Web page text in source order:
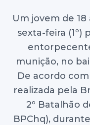
Um jovem de
sexta-feira (1º)
munição, no
De acordo
realizada pela
2º Batalhão
BPChq),